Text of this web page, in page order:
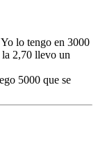
lo tengo en 3000
la 2,70 llevo un
5000 que se